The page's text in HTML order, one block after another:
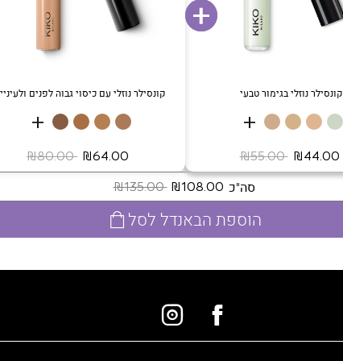
קונסילר נוזלי בגימור טבעי
+
‏ ₪55.00
קונסילר נוזלי עם כיסוי גבוה לפנים
+
‏ ₪80.00
סה"כ ‏ ₪135.00
הוספת הבאנדל לסל